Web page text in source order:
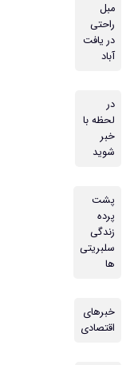
مبل
راحتی
در یافت
آباد
در
لحظه با
خبر
شوید
پشت
پرده
زندگی
سلبریتی
ها
خبرهای
اقتصادی